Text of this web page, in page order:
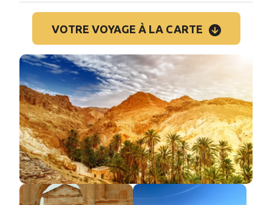
VOTRE VOYAGE À LA CARTE